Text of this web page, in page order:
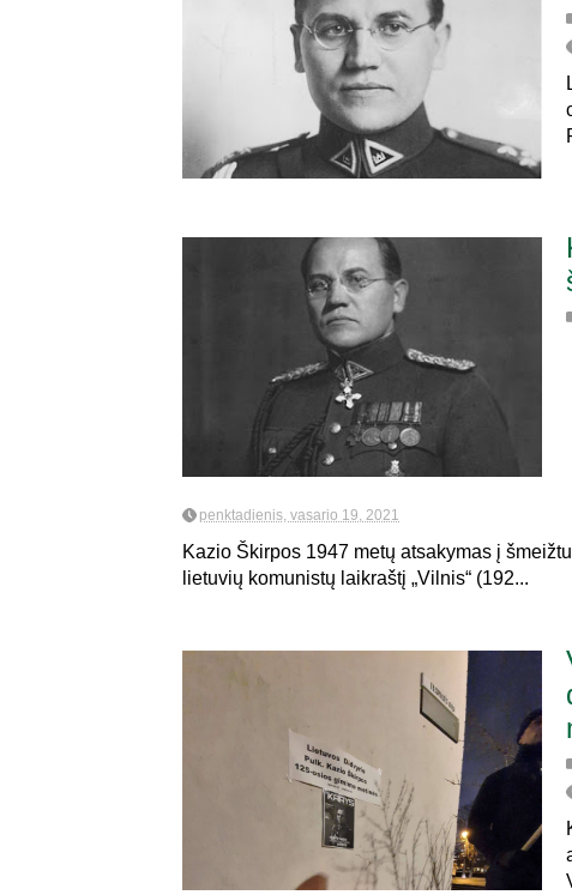
penktadienis, vasario 19, 2021
Kazio Škirpos 1947 metų atsakymas į
lietuvių komunistų laikraštį „Vilnis“ (192...